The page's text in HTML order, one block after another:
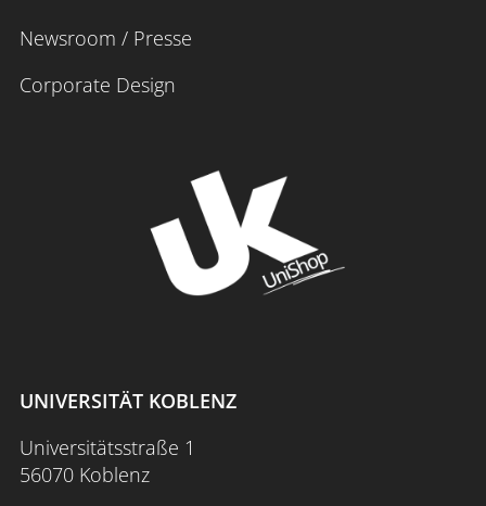
Newsroom / Presse
Corporate Design
UNIVERSITÄT KOBLENZ
Universitätsstraße 1
56070 Koblenz